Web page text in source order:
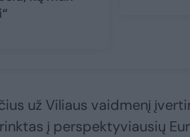
už Viliaus vaidmenį
į perspektyviausių